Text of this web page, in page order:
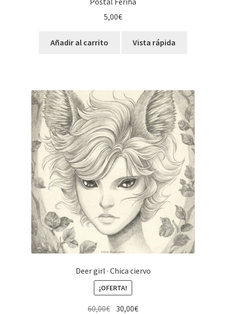
5,00€
Añadir al carrito Vista rápida
Deer girl · Chica ciervo
¡OFERTA!
60,00€ El30,00€El